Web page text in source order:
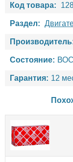
Код товара:
Раздел:
Состояние:
Гарантия: 12